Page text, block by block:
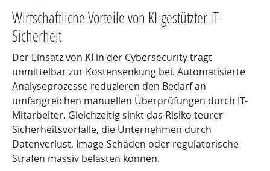
Wirtschaftliche Vorteile von KI-gestützter IT-
Sicherheit
Der Einsatz von KI in der Cybersecurity trägt
unmittelbar zur Kostensenkung bei. Automatisierte
Analyseprozesse reduzieren den Bedarf an
umfangreichen manuellen Überprüfungen durch IT-
Mitarbeiter. Gleichzeitig sinkt das Risiko teurer
Sicherheitsvorfälle, die Unternehmen durch
Datenverlust, Image-Schäden oder regulatorische
Strafen massiv belasten können.